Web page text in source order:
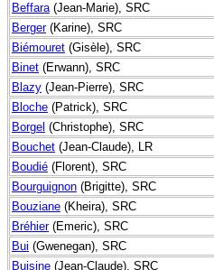
Beffara(Jean-Marie), SRC
Berger(Karine), SRC
Biémouret (Gisèle), SRC
Binet (Erwann), SRC
Blazy (Jean-Pierre), SRC
Bloche (Patrick), SRC
Borgel (Christophe), SRC
Bouchet (Jean-Claude), LR
Boudié (Florent), SRC
Bourguignon (Brigitte), SRC
Bouziane (Kheira), SRC
Bréhier(Emeric), SRC
Bui (Gwenegan), SRC
Buisine (Jean-Claude), SRC